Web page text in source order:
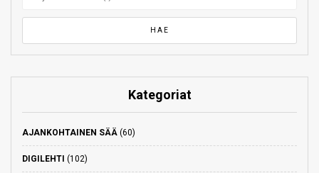
Kategoriat
AJANKOHTAINEN SÄÄ (60)
DIGILEHTI (102)